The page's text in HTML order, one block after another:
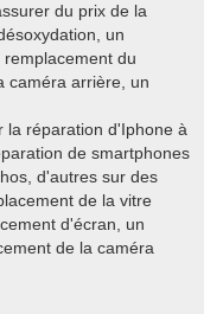
du prix de la
un
du
caméra arrière, un
la réparation d'Iphone à
de smartphones
d'autres sur des
de la vitre
d'écran, un
de la caméra